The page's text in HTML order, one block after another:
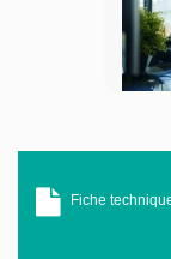
Fiche